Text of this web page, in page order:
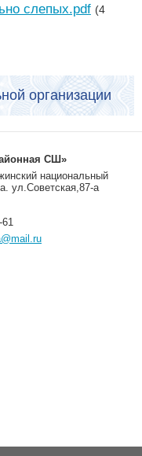
слепых.pdf (4
организации
СШ»
национальный
ул.Советская,87-а